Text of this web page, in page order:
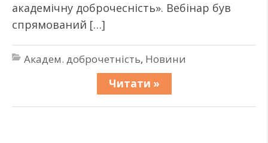
академічну доброчесність». Вебінар був
спрямований […]
Академ. доброчетність, Новини
Читати »